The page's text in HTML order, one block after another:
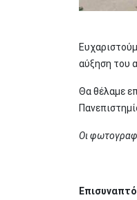
αύξηση του
Θα θέλαμε
Οι